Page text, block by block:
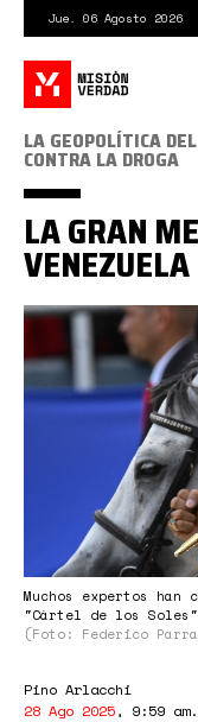
contenido
principal
Jue. 06 Agosto 2026
Maduro
caballo
Muchos expertos
"Cártel de los
(Foto: Federico
LA GEOPOLÍTICA
CONTRA LA DROGA
LA GRAN
Pino Arlacchi
28 Ago 2025, 9:59 am.